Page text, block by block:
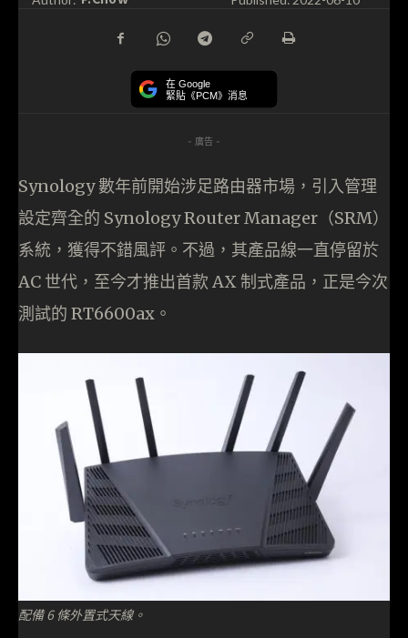
在 Google
緊貼《PCM》消息
- 廣告 -
Synology 數年前開始涉足路由器市場，引入管理
設定齊全的 Synology Router Manager（SRM）
系統，獲得不錯風評。不過，其產品線一直停留於
AC 世代，至今才推出首款 AX 制式產品，正是今次
測試的 RT6600ax。
配備 6 條外置式天線。